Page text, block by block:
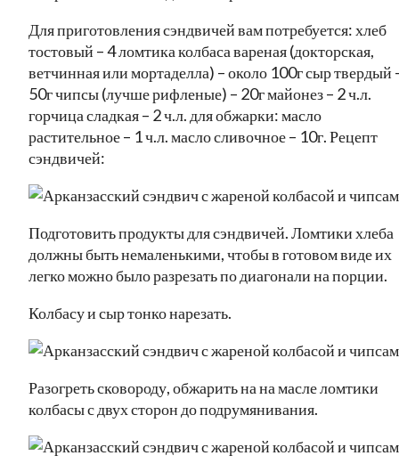
Для приготовления сэндвичей вам потребуется: хлеб
тостовый – 4 ломтика колбаса вареная (докторская,
ветчинная или мортаделла) – около 100г сыр твердый
50г чипсы (лучше рифленые) – 20г майонез – 2 ч.л.
горчица сладкая – 2 ч.л. для обжарки: масло
растительное – 1 ч.л. масло сливочное – 10г. Рецепт
сэндвичей:
Подготовить продукты для сэндвичей. Ломтики хлеба
должны быть немаленькими, чтобы в готовом виде их
легко можно было разрезать по диагонали на порции.
Колбасу и сыр тонко нарезать.
Разогреть сковороду, обжарить на на масле ломтики
колбасы с двух сторон до подрумянивания.